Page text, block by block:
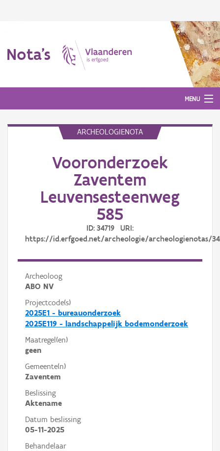
Nota's
MENU
ARCHEOLOGIENOTA
Vooronderzoek
Zaventem
Leuvensesteenweg
585
ID: 34719 URI:
https://id.erfgoed.net/archeologie/archeologienotas/
Archeoloog
ABO NV
Projectcode(s)
2025E1 - bureauonderzoek
2025E119 - landschappelijk bodemonderzoek
Maatregel(en)
geen
Gemeente(n)
Zaventem
Beslissing
Aktename
Datum beslissing
05-11-2025
Behandelaar